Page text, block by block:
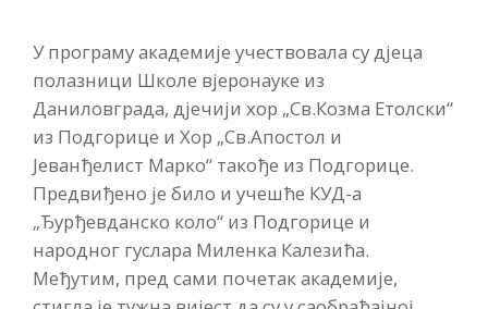
У програму академије учествовала су дјеца
полазници Школе вјеронауке из
Даниловграда, дјечији хор „Св.Козма Етолски“
из Подгорице и Хор „Св.Апостол и
Јеванђелист Марко“ такође из Подгорице.
Предвиђено је било и учешће КУД-а
„Ђурђевданско коло“ из Подгорице и
народног гуслара Миленка Калезића.
Међутим, пред сами почетак академије,